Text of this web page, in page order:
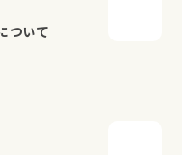
ついて